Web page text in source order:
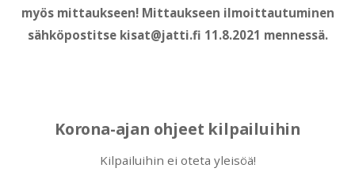
myös mittaukseen! Mittaukseen ilmoittautuminen
sähköpostitse kisat@jatti.fi 11.8.2021 mennessä.
Korona-ajan ohjeet kilpailuihin
Kilpailuihin ei oteta yleisöä!